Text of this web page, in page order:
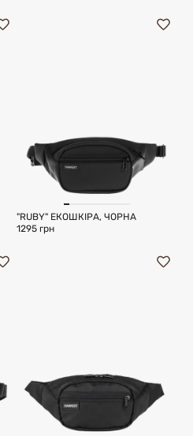
"RUBY" ЕКОШКІРА, ЧОРНА
1295 грн